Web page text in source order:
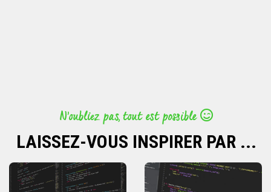
N’oubliez pas, tout est possible
LAISSEZ-VOUS INSPIRER PAR ...